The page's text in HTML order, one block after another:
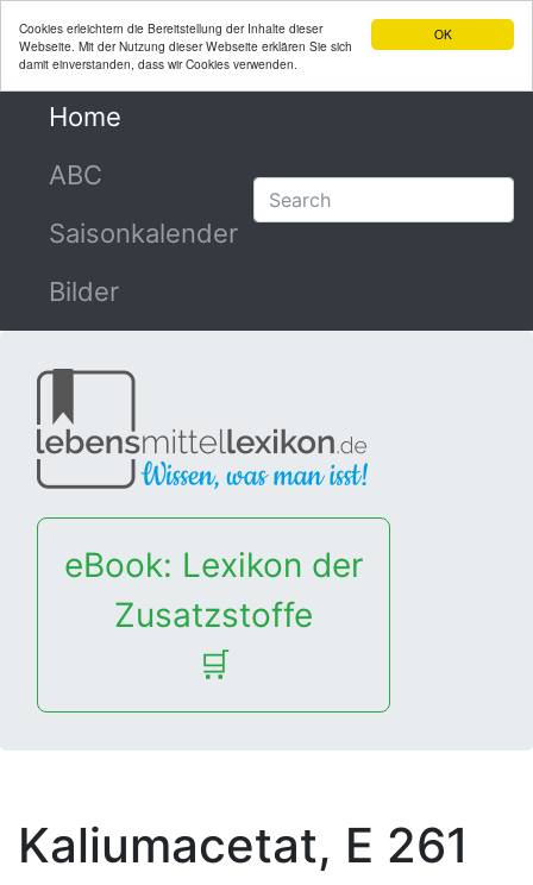
OK
Cookies erleichtern die Bereitstellung der Inhalte dieser
Webseite. Mit der Nutzung dieser Webseite erklären Sie sich
damit einverstanden, dass wir Cookies verwenden.
Home
ABC
Saisonkalender
Bilder
eBook: Lexikon der
Zusatzstoffe
🛒
Kaliumacetat, E 261